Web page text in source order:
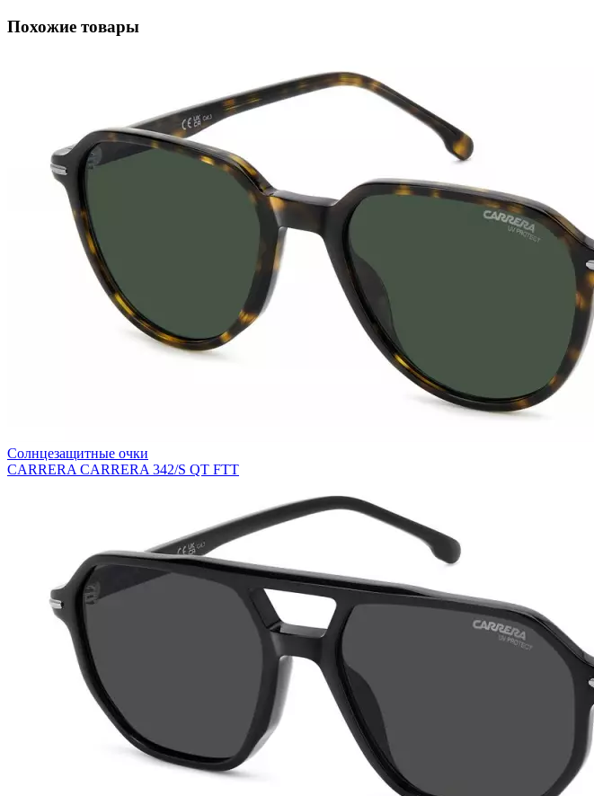
Похожие товары
Солнцезащитные очки
CARRERA CARRERA 342/S QT FTT